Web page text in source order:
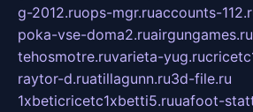
g-2012.ruops-mgr.ruaccounts-
poka-vse-doma2.ruairgungames.ru
tehosmotre.ruvarieta-yug.ru
raytor-d.ruatillagunn.ru3d-file.ru
1xbeticricetc1xbetti5.ruuafoot-